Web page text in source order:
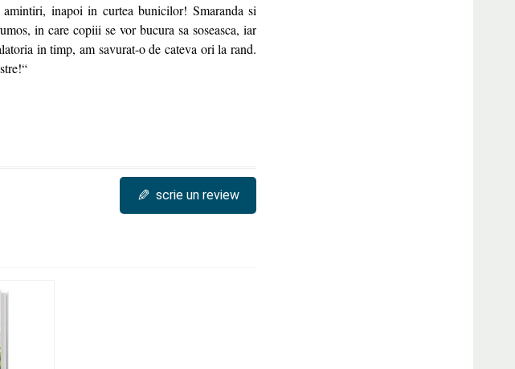
inapoi in curtea bunicilor! Smaranda si
in care copiii se vor bucura sa soseasca, iar
in timp, am savurat-o de cateva ori la rand.
✎ scrie un review